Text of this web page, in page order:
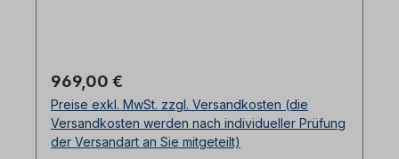
m5x Labelsatz - 10 unterschiedliche Label,
"gespickt mit Fehlern"1x GWS® LaSi-
Winkelmesser-Set 1x Ladungssicherung -
aber richtig! Broschur1x Ladungssicherung
Regulärer Preis:
969,00 €
Preise exkl. MwSt. zzgl. Versandkosten (die
Versandkosten werden nach individueller Prüfung
der Versandart an Sie mitgeteilt)